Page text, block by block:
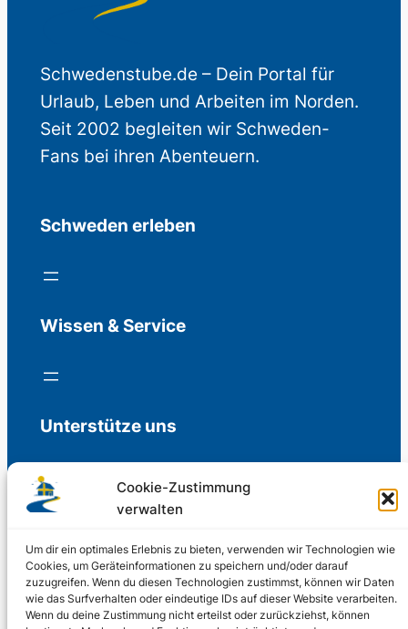
Cookie-Zustimmung
verwalten
Um dir ein optimales Erlebnis zu bieten, verwenden wir Technologien wie
Cookies, um Geräteinformationen zu speichern und/oder darauf
zuzugreifen. Wenn du diesen Technologien zustimmst, können wir Daten
wie das Surfverhalten oder eindeutige IDs auf dieser Website verarbeiten.
Wenn du deine Zustimmung nicht erteilst oder zurückziehst, können
Schwedenstube.de – Dein Portal für
Urlaub, Leben und Arbeiten im Norden.
Seit 2002 begleiten wir Schweden-
Fans bei ihren Abenteuern.
Schweden erleben
Wissen & Service
Unterstütze uns
Freiwillige Spenden für die Aufrechterhaltung
Support us